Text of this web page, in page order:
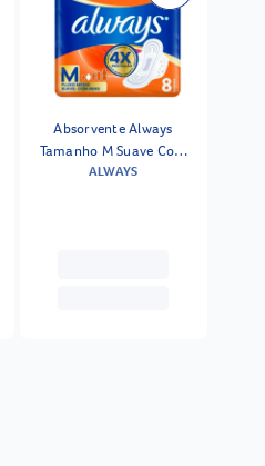
Absorvente Always
Tamanho M Suave Com
Abas 8 Unidades
ALWAYS